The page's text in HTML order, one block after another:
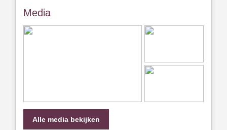
Media
Alle media bekijken